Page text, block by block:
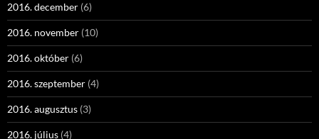
2016. december (6)
2016. november (10)
2016. október (6)
2016. szeptember (4)
2016. augusztus (3)
2016. július (4)